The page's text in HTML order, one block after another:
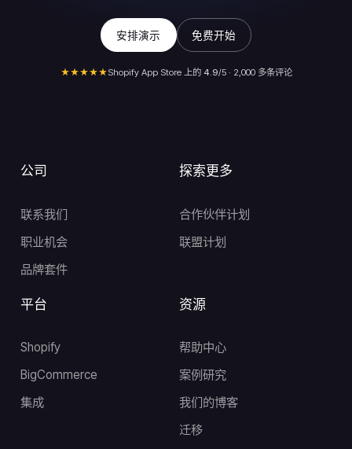
安排演示 免费开始
★★★★★Shopify App Store 上的 4.9/5 · 2,000 多条评论
公司
联系我们
职业机会
品牌套件
资源
帮助中心
案例研究
我们的博客
迁移
探索更多
合作伙伴计划
联盟计划
平台
Shopify
BigCommerce
集成